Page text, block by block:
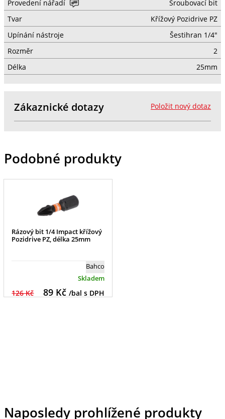
Provedení nářadí
Šroubovací bit
Tvar
Křížový Pozidrive PZ
Upínání nástroje
Šestihran 1/4"
Rozměr
2
Délka
25mm
Položit nový dotaz
Zákaznické dotazy
Podobné produkty
Rázový bit 1/4 Impact křížový
Pozidrive PZ, délka 25mm
Bahco
Skladem
126 Kč 89Kč /bal s DPH
Naposledy prohlížené produkty